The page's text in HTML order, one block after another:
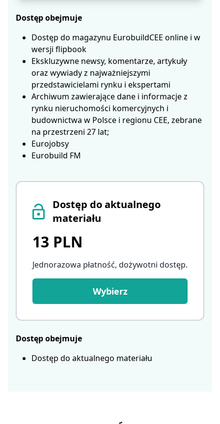
Dostęp do aktualnego
materiału
13 PLN
Jednorazowa płatność, dożywotni dostęp.
Wybierz
Dostęp obejmuje
Dostęp do aktualnego materiału
Dostęp obejmuje
Dostęp do magazynu EurobuildCEE online i w
wersji flipbook
Ekskluzywne newsy, komentarze, artykuły
oraz wywiady z najważniejszymi
przedstawicielami rynku i ekspertami
Archiwum zawierające dane i informacje z
rynku nieruchomości komercyjnych i
budownictwa w Polsce i regionu CEE, zebrane
na przestrzeni 27 lat;
Eurojobsy
Eurobuild FM